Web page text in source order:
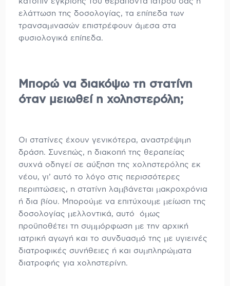
ελάττωση της δοσολογίας, τα επίπεδα των
τρανσαμινασών επιστρέφουν άμεσα στα
φυσιολογικά επίπεδα.
Μπορώ να διακόψω τη στατίνη
όταν μειωθεί η χοληστερόλη;
Οι στατίνες έχουν γενικότερα, αναστρέψιμη
δράση. Συνεπώς, η διακοπή της θεραπείας
συχνά οδηγεί σε αύξηση της χοληστερόλης εκ
νέου, γι’ αυτό το λόγο στις περισσότερες
περιπτώσεις, η στατίνη λαμβάνεται μακροχρόνια
ή δια βίου. Μπορούμε να επιτύχουμε μείωση της
δοσολογίας μελλοντικά, αυτό όμως
προϋποθέτει τη συμμόρφωση με την αρχική
ιατρική αγωγή και το συνδυασμό της με υγιεινές
διατροφικές συνήθειες ή και συμπληρώματα
διατροφής για χοληστερίνη.